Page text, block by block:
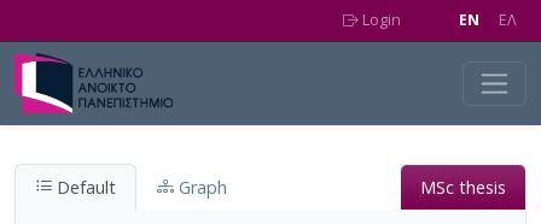
Login EN EΛ
Default Graph MSc thesis